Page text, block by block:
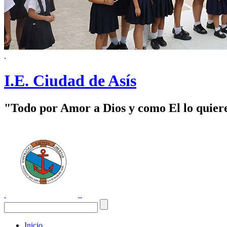
.
I.E. Ciudad de Asís
"Todo por Amor a Dios y como El lo
Inicio